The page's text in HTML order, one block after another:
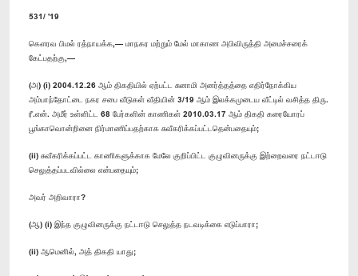
531/ '19
கௌரவ பிமல் ரத்நாயக்க,— மாநகர மற்றும் மேல் மாகாண அபிவிருத்தி அமைச்சரைக்
கேட்பதற்கு,—
(அ) (i) 2004.12.26 ஆம் திகதியில் ஏற்பட்ட சுனாமி அனர்த்தத்தை எதிர்நோக்கிய
அம்பாந்தோட்டை நகர சபை வீடுகள் வீதியின் 3/19 ஆம் இலக்கமுடைய வீட்டில் வசித்த திரு.
ரீ.என். அமீர் உள்ளிட்ட 68 பேர்களின் காணிகள் 2010.03.17 ஆம் திகதி கரையோரப்
பூங்காவொன்றினை நிர்மாணிப்பதற்காக சுவீகரிக்கப்பட்டதென்பதையும்;
(ii) சுவீகரிக்கப்பட்ட காணிகளுக்காக மேலே குறிப்பிட்ட குழுவினருக்கு இற்றைவரை நட்டஈடு
செலுத்தப்படவில்லை என்பதையும்;
அவர் அறிவாரா?
(ஆ) (i) இந்த குழுவினருக்கு நட்டஈடு செலுத்த நடவடிக்கை எடுப்பாரா;
(ii) ஆமெனில், அத் திகதி யாது;